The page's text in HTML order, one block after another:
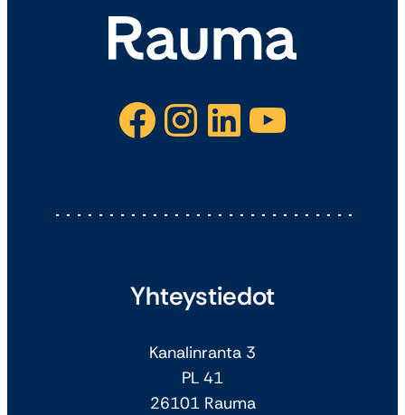
Facebook Instagram LinkedIn YouTube
Yhteystiedot
Kanalinranta 3
PL 41
26101 Rauma